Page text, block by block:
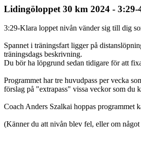
Lidingöloppet 30 km 2024 -
3:29-Klara loppet nivån vänder sig till dig
Spannet i träningsfart ligger på
träningsdags beskrivning.
Du bör ha löpgrund sedan tidigare för att
Programmet har tre huvudpass per vecka
förslag på "extrapass" vissa veckor som du
Coach Anders Szalkai hoppas
(Känner du att nivån blev fel, eller om